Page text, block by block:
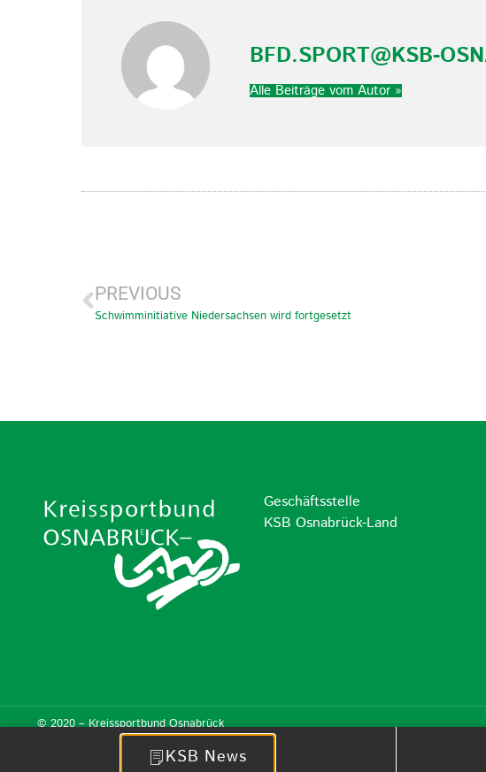
BFD.SPORT@KSB-
Alle Beiträge vom Autor »
PREVIOUS
Schwimminitiative Niedersachsen wird fortgesetzt
Geschäftsstelle
KSB Osnabrück-Land
© 2020 – Kreissportbund Osnabrück
KSB News